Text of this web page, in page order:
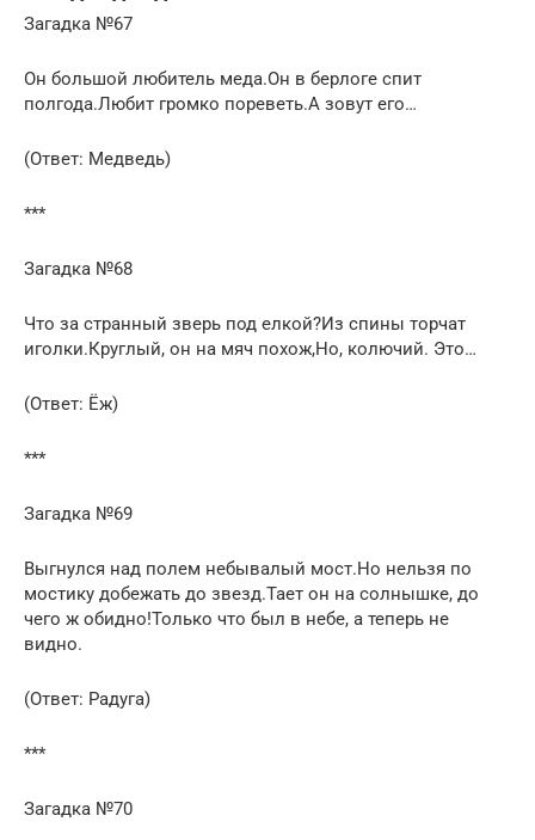
Загадка №67
Он большой любитель меда.Он в берлоге спит
полгода.Любит громко пореветь.А зовут его…
(Ответ: Медведь)
***
Загадка №68
Что за странный зверь под елкой?Из спины торчат
иголки.Круглый, он на мяч похож,Но, колючий. Это…
(Ответ: Ёж)
***
Загадка №69
Выгнулся над полем небывалый мост.Но нельзя по
мостику добежать до звезд.Тает он на солнышке, до
чего ж обидно!Только что был в небе, а теперь не
видно.
(Ответ: Радуга)
***
Загадка №70